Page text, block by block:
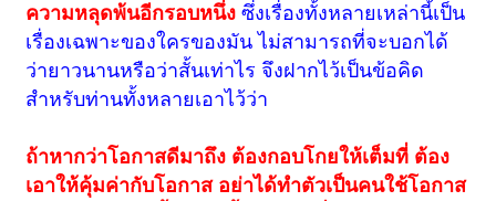
ความหลุดพ้นอีกรอบหนึ่ง ซึ่งเรื่องทั้งหลายเหล่านี้เป็น
เรื่องเฉพาะของใครของมัน ไม่สามารถที่จะบอกได้
ว่ายาวนานหรือว่าสั้นเท่าไร จึงฝากไว้เป็นข้อคิด
สำหรับท่านทั้งหลายเอาไว้ว่า
ถ้าหากว่าโอกาสดีมาถึง ต้องกอบโกยให้เต็มที่ ต้อง
เอาให้คุ้มค่ากับโอกาส อย่าได้ทำตัวเป็นคนใช้โอกาส